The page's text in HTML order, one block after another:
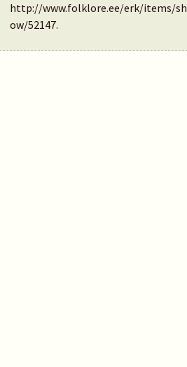
http://www.folklore.ee/erk/items/sh
ow/52147.